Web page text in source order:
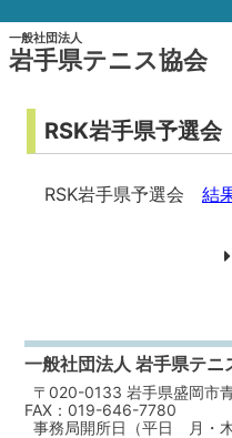
一般社団法人
岩手県テニス協会
RSK岩手県予選
RSK岩手県予選会 結
一般社団法人 岩手県テニ
〒020-0133 岩手県盛岡市
FAX：019-646-7780
事務局開所日（平日 月・